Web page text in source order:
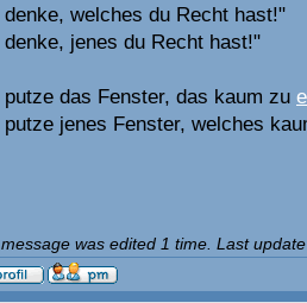
welches du Recht hast!"
jenes du Recht hast!"
das Fenster, das kaum zu
jenes Fenster, welches
was edited 1 time. Last